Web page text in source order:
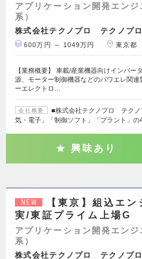
アプリケーション開発エン
系）
株式会社テクノプロ テクノプ
600万円 ～ 1049万円 東京都
【業務概要】 車載/産業機器向けインバー
源、モーター制御機器などのパワエレ関連
ーエレクトロ…
会社概要
■株式会社テクノプロ テクノ
気・電子」「制御ソフト」「プラント」の
興味あり
NEW
【東京】組込エ
実/東証プライム上場G
アプリケーション開発エン
系）
株式会社テクノプロ テクノプ